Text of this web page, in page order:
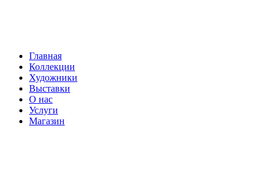
Главная
Коллекции
Художники
Выставки
О нас
Услуги
Магазин